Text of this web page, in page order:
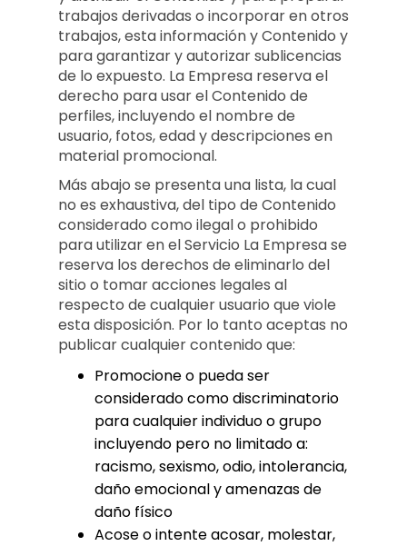
trabajos derivadas o incorporar en otros
trabajos, esta información y Contenido y
para garantizar y autorizar sublicencias
de lo expuesto. La Empresa reserva el
derecho para usar el Contenido de
perfiles, incluyendo el nombre de
usuario, fotos, edad y descripciones en
material promocional.
Más abajo se presenta una lista, la cual
no es exhaustiva, del tipo de Contenido
considerado como ilegal o prohibido
para utilizar en el Servicio La Empresa se
reserva los derechos de eliminarlo del
sitio o tomar acciones legales al
respecto de cualquier usuario que viole
esta disposición. Por lo tanto aceptas no
publicar cualquier contenido que:
Promocione o pueda ser
considerado como discriminatorio
para cualquier individuo o grupo
incluyendo pero no limitado a:
racismo, sexismo, odio, intolerancia,
daño emocional y amenazas de
daño físico
Acose o intente acosar, molestar,